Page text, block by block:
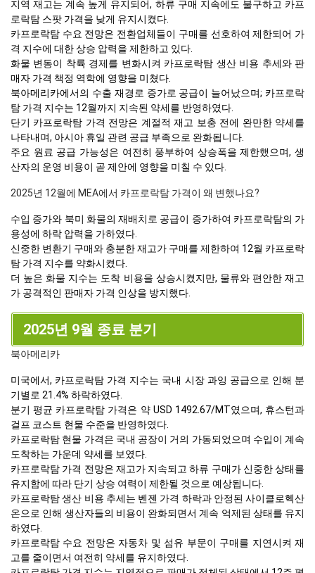
지역 재고는 계속 높게 유지되어, 하류 구매 지속에도 불구하고 카프
로락탐 스팟 가격을 낮게 유지시켰다.
카프로락탐 수요 전망은 전환업체들이 구매를 선호하여 제한되어 가
격 지수에 대한 상승 압력을 제한하고 있다.
화물 변동이 착륙 경제를 변화시켜 카프로락탐 생산 비용 추세와 판
매자 가격 책정 역학에 영향을 미쳤다.
북아메리카에서의 수출 재경로 증가로 공급이 늘어났으며; 카프로락
탐 가격 지수는 12월까지 지속된 약세를 반영하였다.
단기 카프로락탐 가격 전망은 계절적 재고 보충 전에 완만한 약세를
나타내며, 아시아 휴일 관련 공급 부족으로 완화됩니다.
주요 원료 공급 가능성은 여전히 풍부하여 상승폭을 제한했으며, 생
산자의 운영 비용이 곧 제안에 영향을 미칠 수 있다.
2025년 12월에 MEA에서 카프로락탐 가격이 왜 변했나요?
수입 증가와 북미 화물의 재배치로 공급이 증가하여 카프로락탐의 가
용성에 하락 압력을 가하였다.
신중한 변환기 구매와 충분한 재고가 구매를 제한하여 12월 카프로락
탐 가격 지수를 약화시켰다.
더 높은 화물 지수는 도착 비용을 상승시켰지만, 물류와 편안한 재고
가 공격적인 판매자 가격 인상을 방지했다.
2025년 9월 종료 분기
북아메리카
미국에서, 카프로락탐 가격 지수는 국내 시장 과잉 공급으로 인해 분
기별로 21.4% 하락하였다.
분기 평균 카프로락탐 가격은 약 USD 1492.67/MT였으며, 휴스턴과
걸프 코스트 현물 수준을 반영하였다.
카프로락탐 현물 가격은 국내 공장이 거의 가동되었으며 수입이 계속
도착하는 가운데 약세를 보였다.
카프로락탐 가격 전망은 재고가 지속되고 하류 구매가 신중한 상태를
유지함에 따라 단기 상승 여력이 제한될 것으로 예상됩니다.
카프로락탐 생산 비용 추세는 벤젠 가격 하락과 안정된 사이클로헥산
온으로 인해 생산자들의 비용이 완화되면서 계속 억제된 상태를 유지
하였다.
카프로락탐 수요 전망은 자동차 및 섬유 부문이 구매를 지연시켜 재
고를 줄이면서 여전히 약세를 유지하였다.